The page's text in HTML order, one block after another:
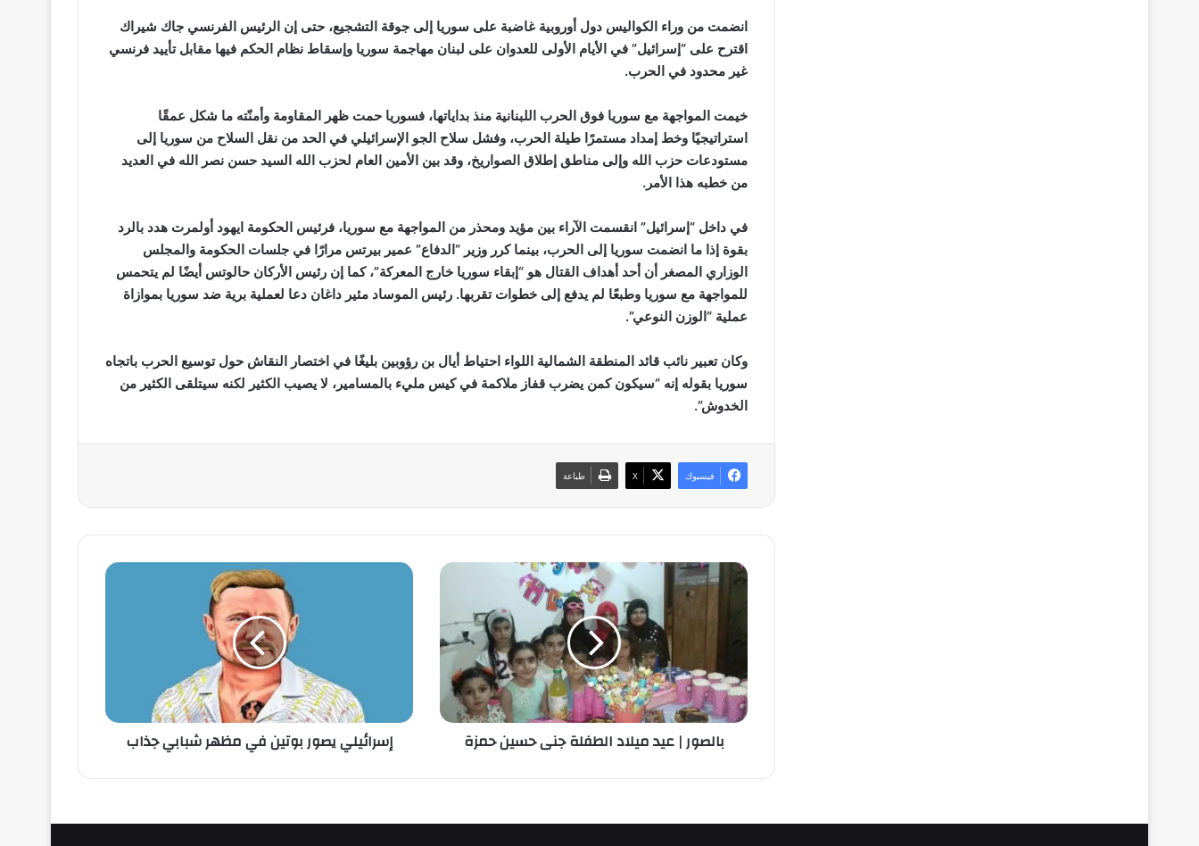
انضمت من وراء الكواليس دول أوروبية غاضبة على سوريا إلى جوقة التشجيع، حتى إن الرئيس الفرنسي جاك شيراك
اقترح على “إسرائيل” في الأيام الأولى للعدوان على لبنان مهاجمة سوريا وإسقاط نظام الحكم فيها مقابل تأييد فرنسي
غير محدود في الحرب.
خيمت المواجهة مع سوريا فوق الحرب اللبنانية منذ بداياتها، فسوريا حمت ظهر المقاومة وأمنّته ما شكل عمقًا
استراتيجيًا وخط إمداد مستمرًا طيلة الحرب، وفشل سلاح الجو الإسرائيلي في الحد من نقل السلاح من سوريا إلى
مستودعات حزب الله وإلى مناطق إطلاق الصواريخ، وقد بين الأمين العام لحزب الله السيد حسن نصر الله في العديد
من خطبه هذا الأمر.
في داخل “إسرائيل” انقسمت الآراء بين مؤيد ومحذر من المواجهة مع سوريا، فرئيس الحكومة ايهود أولمرت هدد بالرد
بقوة إذا ما انضمت سوريا إلى الحرب، بينما كرر وزير “الدفاع” عمير بيرتس مرارًا في جلسات الحكومة والمجلس
الوزاري المصغر أن أحد أهداف القتال هو “إبقاء سوريا خارج المعركة”، كما إن رئيس الأركان حالوتس أيضًا لم يتحمس
للمواجهة مع سوريا وطبعًا لم يدفع إلى خطوات تقربها. رئيس الموساد مئير داغان دعا لعملية برية ضد سوريا بموازاة
عملية “الوزن النوعي”.
وكان تعبير نائب قائد المنطقة الشمالية اللواء احتياط أيال بن رؤوبين بليغًا في اختصار النقاش حول توسيع الحرب باتجاه
سوريا بقوله إنه “سيكون كمن يضرب قفاز ملاكمة في كيس مليء بالمسامير، لا يصيب الكثير لكنه سيتلقى الكثير من
الخدوش”.
فيسبوك ‫X طباعة
ب
|
ع
ي
ي
بالصور | عيد ميلاد الطفلة جنى حسين حمزة
إ
ي
ر
إسرائيلي يصور بوتين في مظهر شبابي جذاب